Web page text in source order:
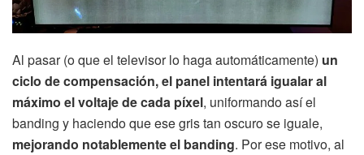
Al pasar (o que el televisor lo haga automáticamente) un
ciclo de compensación, el panel intentará igualar al
máximo el voltaje de cada píxel, uniformando así el
banding y haciendo que ese gris tan oscuro se iguale,
mejorando notablemente el banding. Por ese motivo, al